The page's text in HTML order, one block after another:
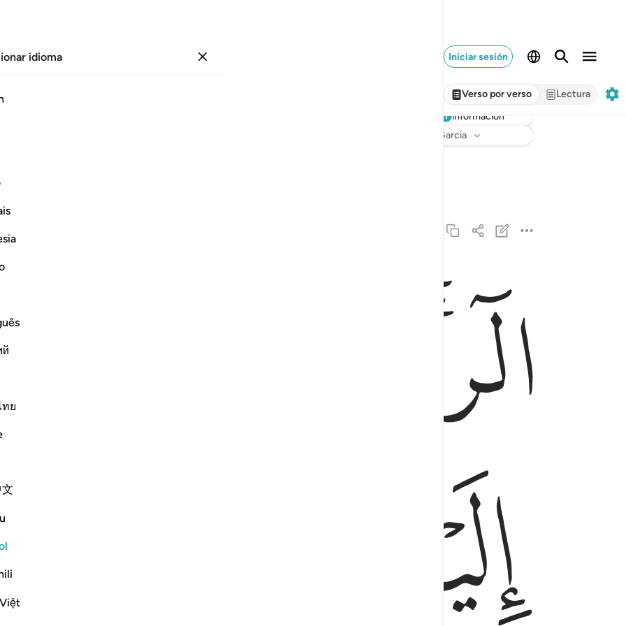
Iniciar sesión
idioma
ย
Verso por verso Lectura
información
: Sheikh Isa Garcia
الر كتاب انزلناه اليك لتخرج الناس من الظلمات الى النور باذن ربهم الى صراط العزيز الحميد ١
الٓر ۚ كِتَـٰبٌ أَنزَلْنَـٰهُ إِلَيْكَ لِتُخْرِجَ ٱلنَّاسَ مِنَ ٱلظُّلُمَـٰتِ إِلَى ٱلنُّورِ بِإِذْنِ رَبِّهِمْ إِلَىٰ صِرَٰطِ ٱلْعَزِيزِ
ﱒﱓ
ﱖ